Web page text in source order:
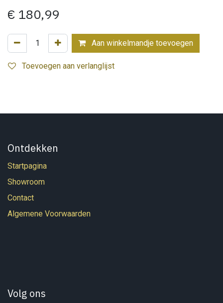
€ 180,99
Aan winkelmandje toevoegen
Toevoegen aan verlanglijst
Ontdekken
Startpagina
Showroom
Contact
Algemene Voorwaarden
Volg ons